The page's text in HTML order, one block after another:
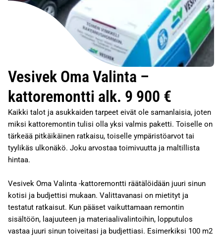
Vesivek Oma Valinta –
kattoremontti alk. 9 900 €
Kaikki talot ja asukkaiden tarpeet eivät ole samanlaisia, joten
miksi kattoremontin tulisi olla yksi valmis paketti. Toiselle on
tärkeää pitkäikäinen ratkaisu, toiselle ympäristöarvot tai
tyylikäs ulkonäkö. Joku arvostaa toimivuutta ja maltillista
hintaa.
Vesivek Oma Valinta -kattoremontti räätälöidään juuri sinun
kotisi ja budjettisi mukaan. Valittavanasi on mietityt ja
testatut ratkaisut. Kun pääset vaikuttamaan remontin
sisältöön, laajuuteen ja materiaalivalintoihin, lopputulos
vastaa juuri sinun toiveitasi ja budjettiasi. Esimerkiksi 100 m2